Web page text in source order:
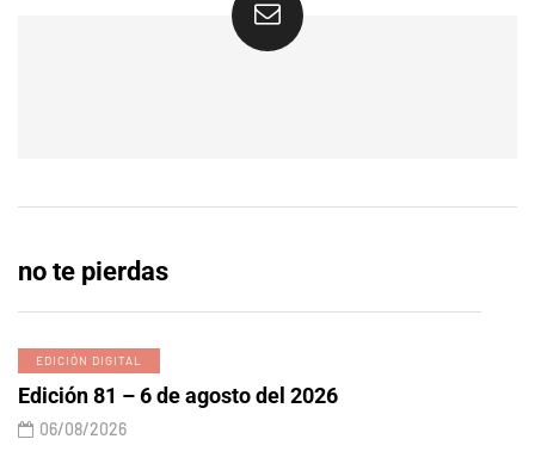
no te pierdas
EDICIÓN DIGITAL
Edición 81 – 6 de agosto del 2026
06/08/2026